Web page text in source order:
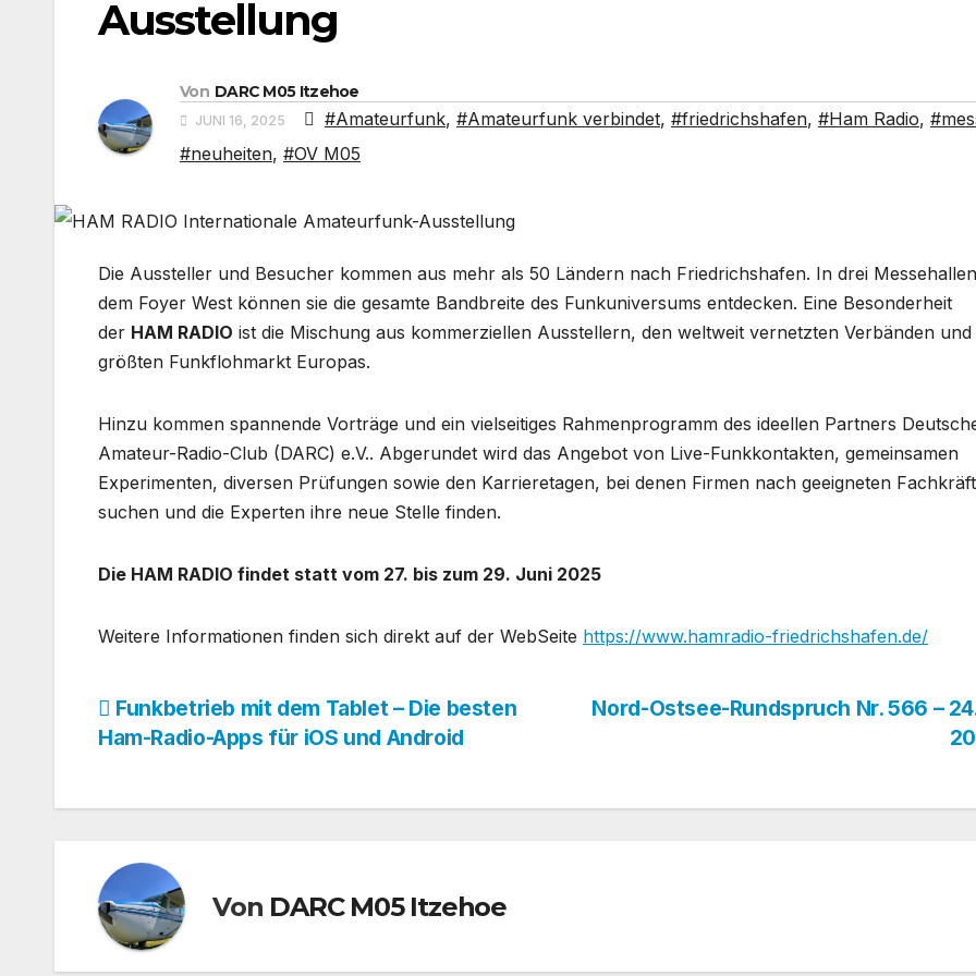
Ausstellung
Von DARC M05 Itzehoe
JUNI 16, 2025 #Amateurfunk, #Amateurfunk verbindet, #friedrichshafen, #Ham Radio,
#neuheiten, #OV M05
Die Aussteller und Besucher kommen aus mehr als 50 Ländern nach Friedrichshafen. In drei
dem Foyer West können sie die gesamte Bandbreite des Funkuniversums entdecken. Eine Besonderheit
der HAM RADIO ist die Mischung aus kommerziellen Ausstellern, den weltweit vernetzten Verbänden und
größten Funkflohmarkt Europas.
Hinzu kommen spannende Vorträge und ein vielseitiges Rahmenprogramm des ideellen Partners
Amateur-Radio-Club (DARC) e.V.. Abgerundet wird das Angebot von Live-Funkkontakten, gemeinsamen
Experimenten, diversen Prüfungen sowie den Karrieretagen, bei denen Firmen nach geeigneten
suchen und die Experten ihre neue Stelle finden.
Die HAM RADIO findet statt vom 27. bis zum 29. Juni 2025
Weitere Informationen finden sich direkt auf der WebSeite https://www.hamradio-friedrichshafen.de/
Beitragsnavigation
Nord-Ostsee-Rundspruch Nr. 566 –
Funkbetrieb mit dem Tablet – Die besten
Ham-Radio-Apps für iOS und Android
Von DARC M05 Itzehoe